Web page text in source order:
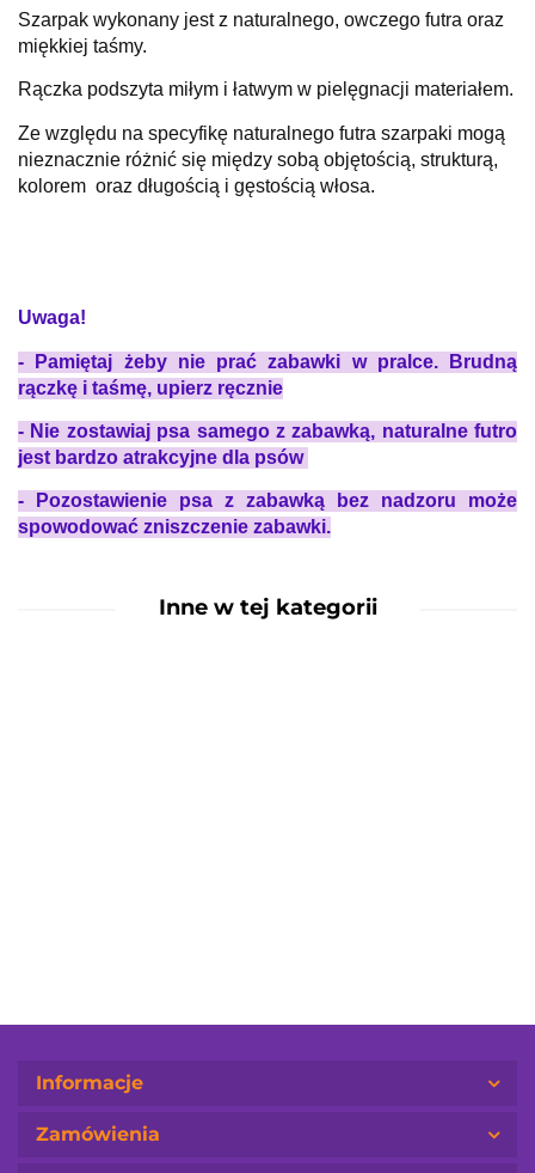
Szarpak wykonany jest z naturalnego, owczego futra oraz
miękkiej taśmy.
Rączka podszyta miłym i łatwym w pielęgnacji materiałem.
Ze względu na specyfikę naturalnego futra szarpaki mogą
nieznacznie różnić się między sobą objętością, strukturą,
kolorem oraz długością i gęstością włosa.
Uwaga!
- Pamiętaj żeby nie prać zabawki w pralce. Brudną
rączkę i taśmę, upierz ręcznie
- Nie zostawiaj psa samego z zabawką, naturalne futro
jest bardzo atrakcyjne dla psów
- Pozostawienie psa z zabawką bez nadzoru może
spowodować zniszczenie zabawki.
Inne w tej kategorii
Informacje
Zamówienia